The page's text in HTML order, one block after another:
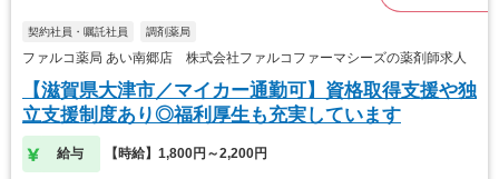
契約社員・嘱託社員 調剤薬局
ファルコ薬局 あい南郷店 株式会社ファルコファーマシーズの薬剤師求人
【滋賀県大津市／マイカー通勤可】資格取得支援や独
立支援制度あり◎福利厚生も充実しています
給与 【時給】1,800円～2,200円